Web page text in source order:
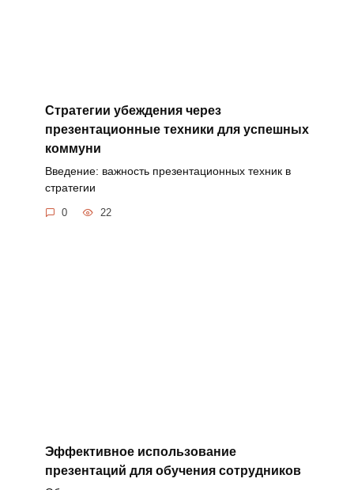
Стратегии убеждения через
презентационные техники для успешных
коммуни
Введение: важность презентационных техник в
стратегии
0 22
Эффективное использование
презентаций для обучения сотрудников